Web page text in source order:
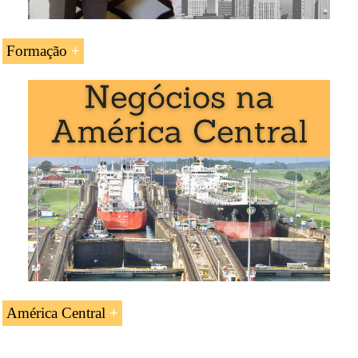
Formação
economia da América Central » é estudada
nos seguintes programas ministrados pela EENI Global
Business School:
Mestrado em Negócios Internacionais,Comércio
Exterior.
América Central